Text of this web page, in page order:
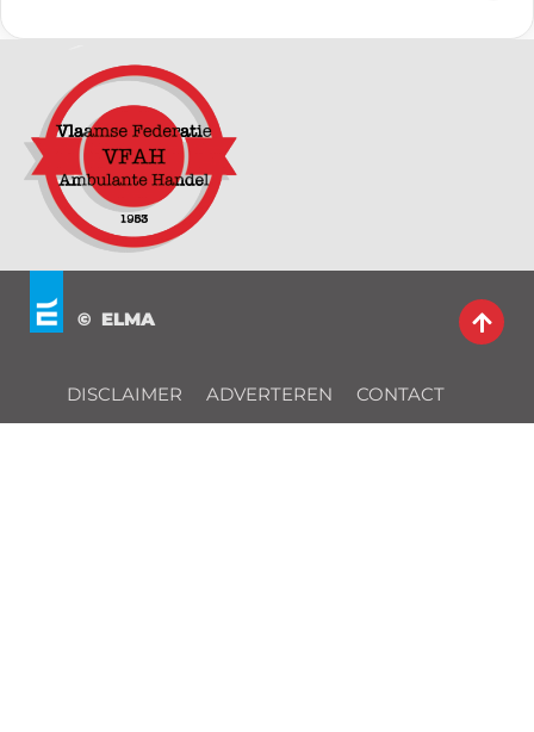
© ELMA
DISCLAIMER ADVERTEREN CONTACT